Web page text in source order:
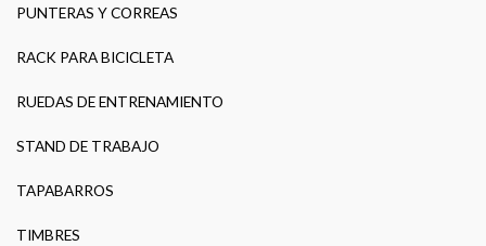
PUNTERAS Y CORREAS
RACK PARA BICICLETA
RUEDAS DE ENTRENAMIENTO
STAND DE TRABAJO
TAPABARROS
TIMBRES